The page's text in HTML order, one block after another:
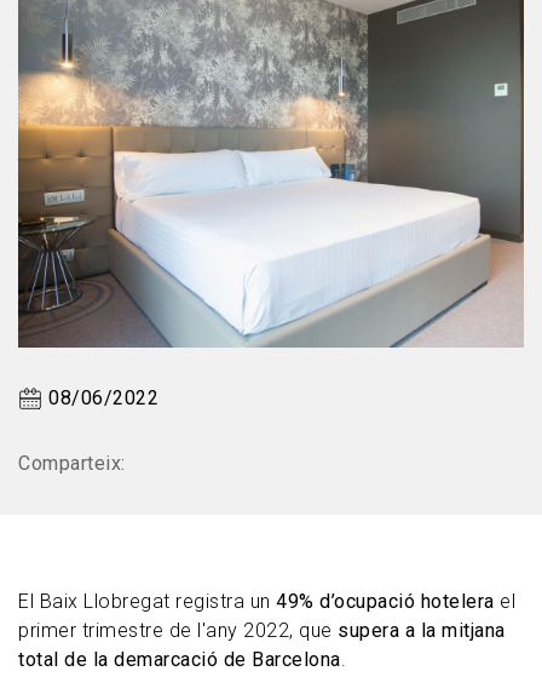
08/06/2022
Comparteix:
El Baix Llobregat registra un 49% d’ocupació hotelera el
primer trimestre de l'any 2022, que supera a la mitjana
total de la demarcació de Barcelona.